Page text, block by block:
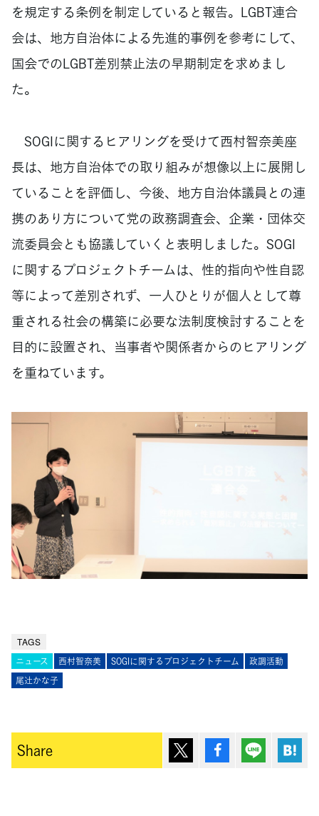
を規定する条例を制定していると報告。LGBT連合
会は、地方自治体による先進的事例を参考にして、
国会でのLGBT差別禁止法の早期制定を求めまし
た。
SOGIに関するヒアリングを受けて西村智奈美座
長は、地方自治体での取り組みが想像以上に展開し
ていることを評価し、今後、地方自治体議員との連
携のあり方について党の政務調査会、企業・団体交
流委員会とも協議していくと表明しました。SOGI
に関するプロジェクトチームは、性的指向や性自認
等によって差別されず、一人ひとりが個人として尊
重される社会の構築に必要な法制度検討することを
目的に設置され、当事者や関係者からのヒアリング
を重ねています。
TAGS
ニュース 西村智奈美 SOGIに関するプロジェクトチーム
政調活動
尾辻󠄀かな子
Share ポスト シェア Lineで送